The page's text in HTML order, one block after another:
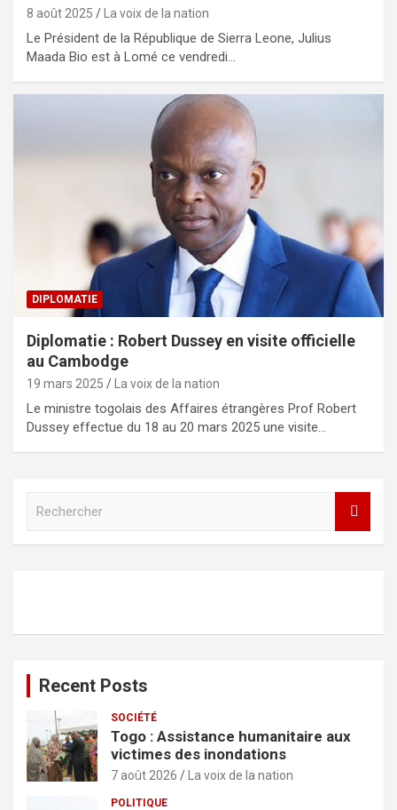
8 août 2025 La voix de la nation
Le Président de la République de Sierra Leone, Julius
Maada Bio est à Lomé ce vendredi…
DIPLOMATIE
Diplomatie : Robert Dussey en visite officielle
au Cambodge
19 mars 2025 La voix de la nation
Le ministre togolais des Affaires étrangères Prof Robert
Dussey effectue du 18 au 20 mars 2025 une visite…
h
Recent Posts
SOCIÉTÉ
Togo : Assistance humanitaire aux
victimes des inondations
7 août 2026 La voix de la nation
POLITIQUE